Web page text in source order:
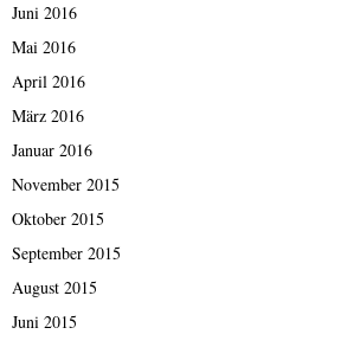
Juni 2016
Mai 2016
April 2016
März 2016
Januar 2016
November 2015
Oktober 2015
September 2015
August 2015
Juni 2015